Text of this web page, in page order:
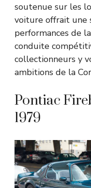
soutenue sur les
voiture offrait une
performances de
conduite
collectionneurs y
ambitions de la
Pontiac
1979